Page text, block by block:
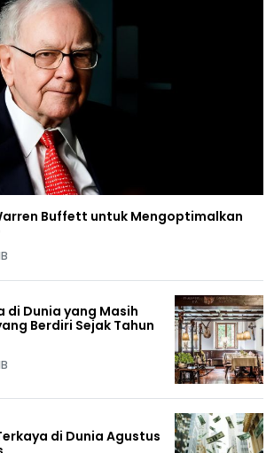
Buffett untuk Mengoptimalkan
di Dunia yang Masih
Berdiri Sejak Tahun
di Dunia Agustus